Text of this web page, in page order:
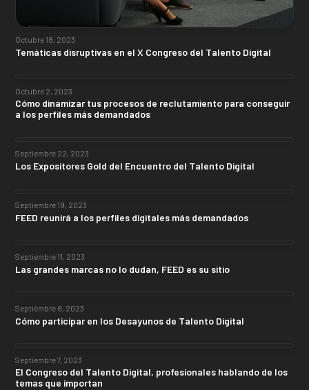
Octubre 18, 2023
Temáticas disruptivas en el X Congreso del Talento Digital
Octubre 2, 2023
Cómo dinamizar tus procesos de reclutamiento para conseguir
a los perfiles más demandados
Septiembre 22, 2023
Los Expositores Gold del Encuentro del Talento Digital
Septiembre 19, 2023
FEED reunirá a los perfiles digitales más demandados
Septiembre 11, 2023
Las grandes marcas no lo dudan, FEED es su sitio
Septiembre 8, 2023
Cómo participar en los Desayunos de Talento Digital
Septiembre 7, 2023
El Congreso del Talento Digital, profesionales hablando de los
temas que importan